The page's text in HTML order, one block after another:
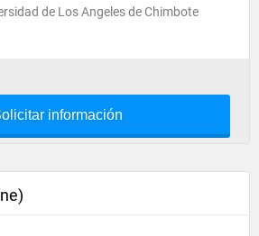
de Los Angeles de Chimbote
información